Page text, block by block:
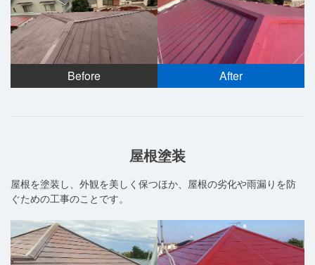
Before After
屋根塗装
屋根を塗装し、外観を美しく保つほか、屋根の劣化や雨漏りを防
ぐための工事のことです。